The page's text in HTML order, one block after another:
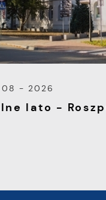
08 - 2026
lato -